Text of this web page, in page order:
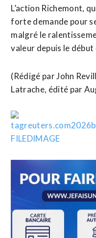
L’action Richemont,
forte demande pour
malgré le
valeur depuis le début
(Rédigé par John
Latrache, édité par